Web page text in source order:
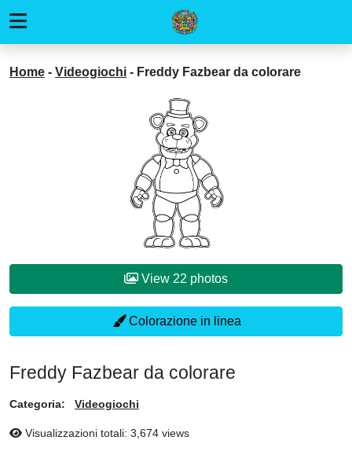
Home - Videogiochi - Freddy Fazbear da colorare
View 22 photos
Colorazione in linea
Freddy Fazbear da colorare
Categoria: Videogiochi
Visualizzazioni totali: 3,674 views